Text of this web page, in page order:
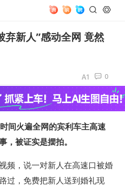
弃新人”感动全网 竟然
0
间火遍全网的宾利车主高速
，被证实是摆拍。
频，说一对新人在高速口被婚
过，免费把新人送到婚礼现